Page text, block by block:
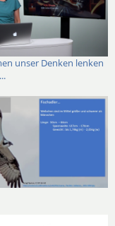
unser Denken lenken